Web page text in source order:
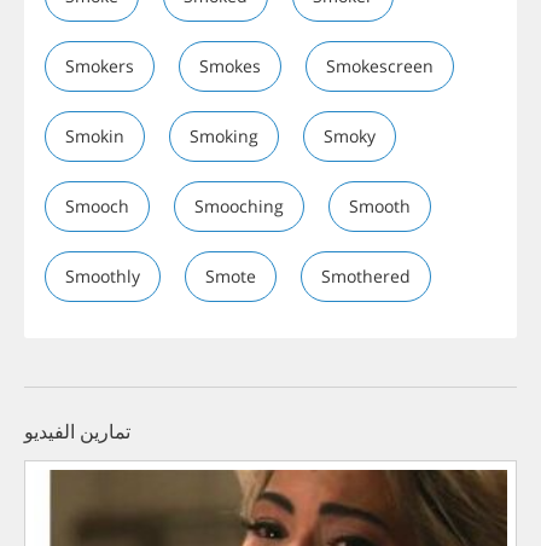
Smokers Smokes Smokescreen
Smokin Smoking Smoky
Smooch Smooching Smooth
Smoothly Smote Smothered
تمارين الفيديو